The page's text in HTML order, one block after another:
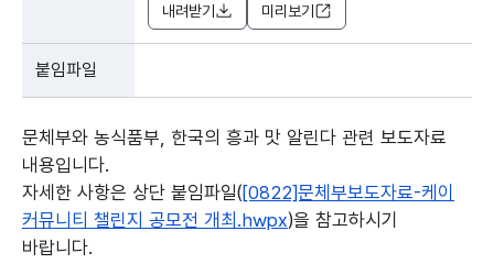
내려받기 미리보기
붙임파일
문체부와 농식품부, 한국의 흥과 맛 알린다 관련 보도자료
내용입니다.
자세한 사항은 상단 붙임파일([0822]문체부보도자료-케이
커뮤니티 챌린지 공모전 개최.hwpx)을 참고하시기
바랍니다.